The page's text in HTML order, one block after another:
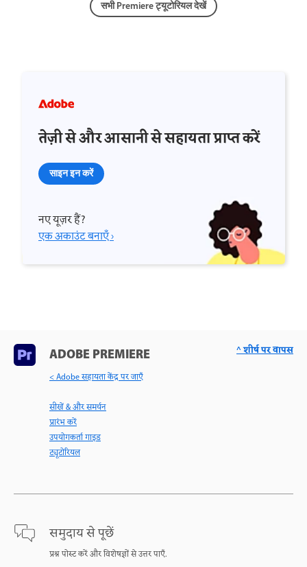
सभी Premiere ट्यूटोरियल देखें
तेज़ी से और आसानी से सहायता प्राप्त करें
साइन इन करें
नए यूज़र हैं?
एक अकाउंट बनाएँ ›
ADOBE PREMIERE
< Adobe सहायता केंद्र पर जाएँ
सीखें & और समर्थन
प्रारंभ करें
उपयोगकर्ता गाइड
ट्यूटोरियल
समुदाय से पूछें
प्रश्न पोस्ट करें और विशेषज्ञों से उत्तर पाएँ.
^ शीर्ष पर वापस